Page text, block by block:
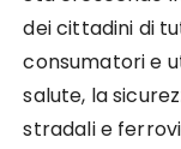
dei cittadini di
consumatori e
salute, la
stradali e